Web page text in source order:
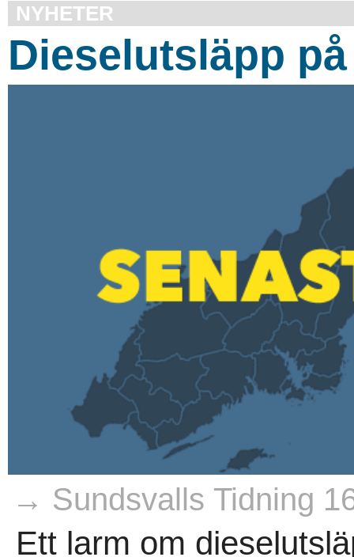
NYHETER
Dieselutsläpp
→ Sundsvalls Tidning
Ett larm om